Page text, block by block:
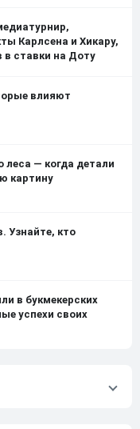
Карлсена и Хикару,
ставки на Доту
влияют
леса — когда детали
картину
Узнайте, кто
в букмекерских
успехи своих